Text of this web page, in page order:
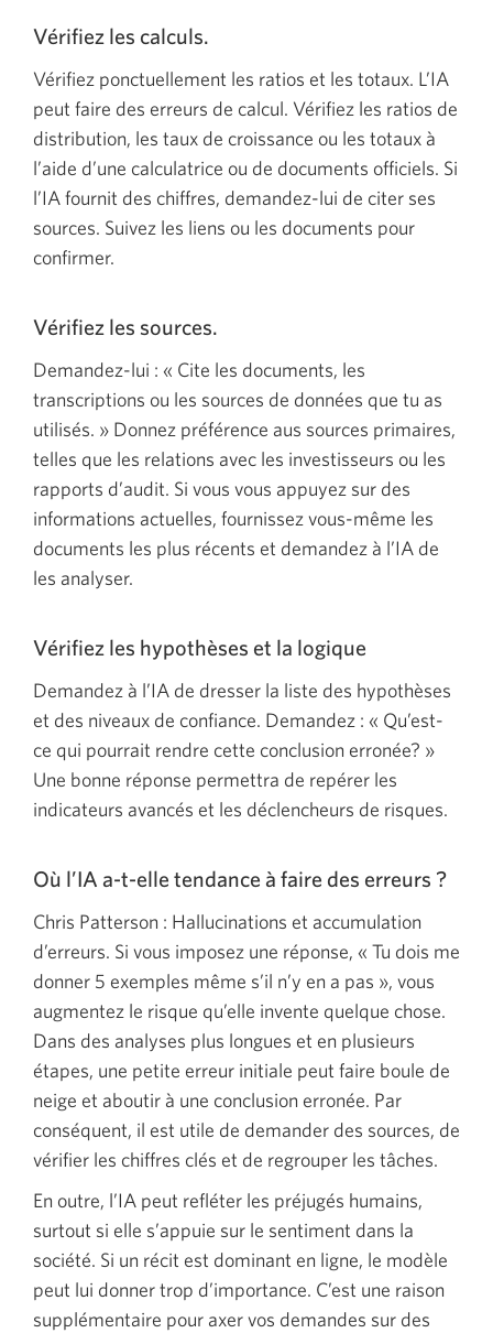
Vérifiez les calculs.
Vérifiez ponctuellement les ratios et les totaux. L’IA
peut faire des erreurs de calcul. Vérifiez les ratios de
distribution, les taux de croissance ou les totaux à
l’aide d’une calculatrice ou de documents officiels. Si
l’IA fournit des chiffres, demandez-lui de citer ses
sources. Suivez les liens ou les documents pour
confirmer.
Vérifiez les sources.
Demandez-lui : « Cite les documents, les
transcriptions ou les sources de données que tu as
utilisés. » Donnez préférence aus sources primaires,
telles que les relations avec les investisseurs ou les
rapports d’audit. Si vous vous appuyez sur des
informations actuelles, fournissez vous-même les
documents les plus récents et demandez à l’IA de
les analyser.
Vérifiez les hypothèses et la logique
Demandez à l’IA de dresser la liste des hypothèses
et des niveaux de confiance. Demandez : « Qu’est-
ce qui pourrait rendre cette conclusion erronée? »
Une bonne réponse permettra de repérer les
indicateurs avancés et les déclencheurs de risques.
Où l’IA a-t-elle tendance à faire des erreurs ?
Chris Patterson : Hallucinations et accumulation
d’erreurs. Si vous imposez une réponse, « Tu dois me
donner 5 exemples même s’il n’y en a pas », vous
augmentez le risque qu’elle invente quelque chose.
Dans des analyses plus longues et en plusieurs
étapes, une petite erreur initiale peut faire boule de
neige et aboutir à une conclusion erronée. Par
conséquent, il est utile de demander des sources, de
vérifier les chiffres clés et de regrouper les tâches.
En outre, l’IA peut refléter les préjugés humains,
surtout si elle s’appuie sur le sentiment dans la
société. Si un récit est dominant en ligne, le modèle
peut lui donner trop d’importance. C’est une raison
supplémentaire pour axer vos demandes sur des